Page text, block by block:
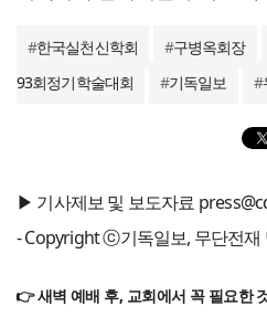
#한국실천신학회 #구병옥회장
93회정기학술대회
#기독일보 #
▶ 기사제보 및 보도자료
- Copyright ⓒ기독일보, 무단전재
👉 새벽 예배 후, 교회에서 꼭 필요한